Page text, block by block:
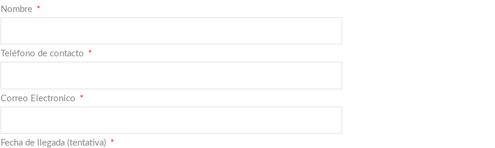
Nombre
Teléfono de contacto
Correo Electronico
Fecha de llegada (tentativa)